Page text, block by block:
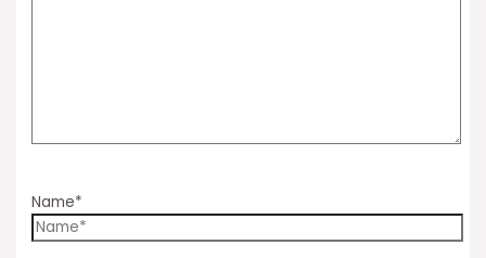
Name*